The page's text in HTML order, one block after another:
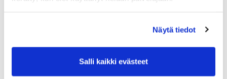
Näytä tiedot
Salli kaikki evästeet